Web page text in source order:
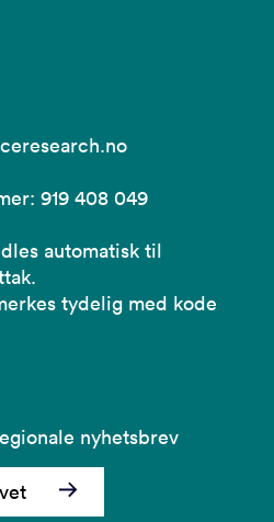
919 408 049
automatisk til
tydelig med kode
nyhetsbrev